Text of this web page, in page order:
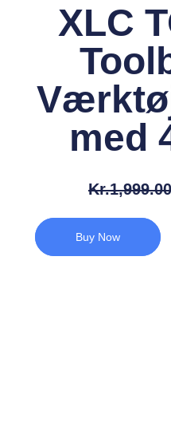
XLC
med
Kr.1,999.00
Buy Now